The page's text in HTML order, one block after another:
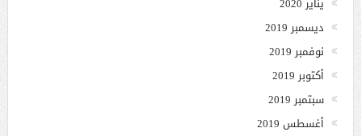
ديسمبر 2019
نوفمبر 2019
أكتوبر 2019
سبتمبر 2019
أغسطس 2019